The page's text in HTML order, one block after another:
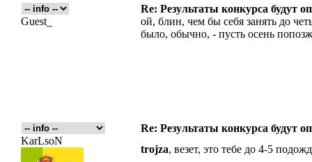
Re: Результаты конкурса будут
Guest_
ой, блин, чем бы себя занять до
было, обычно, - пусть осень
Re: Результаты конкурса будут
KarLsoN
trojza, везет, это тебе до 4-5